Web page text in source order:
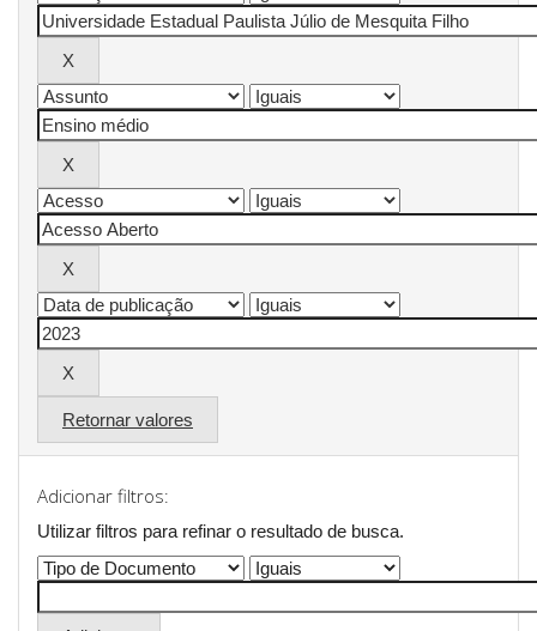
Retornar valores
Adicionar filtros:
Utilizar filtros para refinar o resultado de busca.